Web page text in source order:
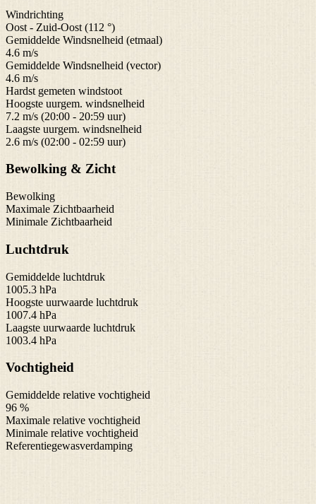
Windrichting
Oost - Zuid-Oost (112 °)
Gemiddelde Windsnelheid (etmaal)
4.6 m/s
Gemiddelde Windsnelheid (vector)
4.6 m/s
Hardst gemeten windstoot
Hoogste uurgem. windsnelheid
7.2 m/s (20:00 - 20:59 uur)
Laagste uurgem. windsnelheid
2.6 m/s (02:00 - 02:59 uur)
Bewolking & Zicht
Bewolking
Maximale Zichtbaarheid
Minimale Zichtbaarheid
Luchtdruk
Gemiddelde luchtdruk
1005.3 hPa
Hoogste uurwaarde luchtdruk
1007.4 hPa
Laagste uurwaarde luchtdruk
1003.4 hPa
Vochtigheid
Gemiddelde relative vochtigheid
96 %
Maximale relative vochtigheid
Minimale relative vochtigheid
Referentiegewasverdamping